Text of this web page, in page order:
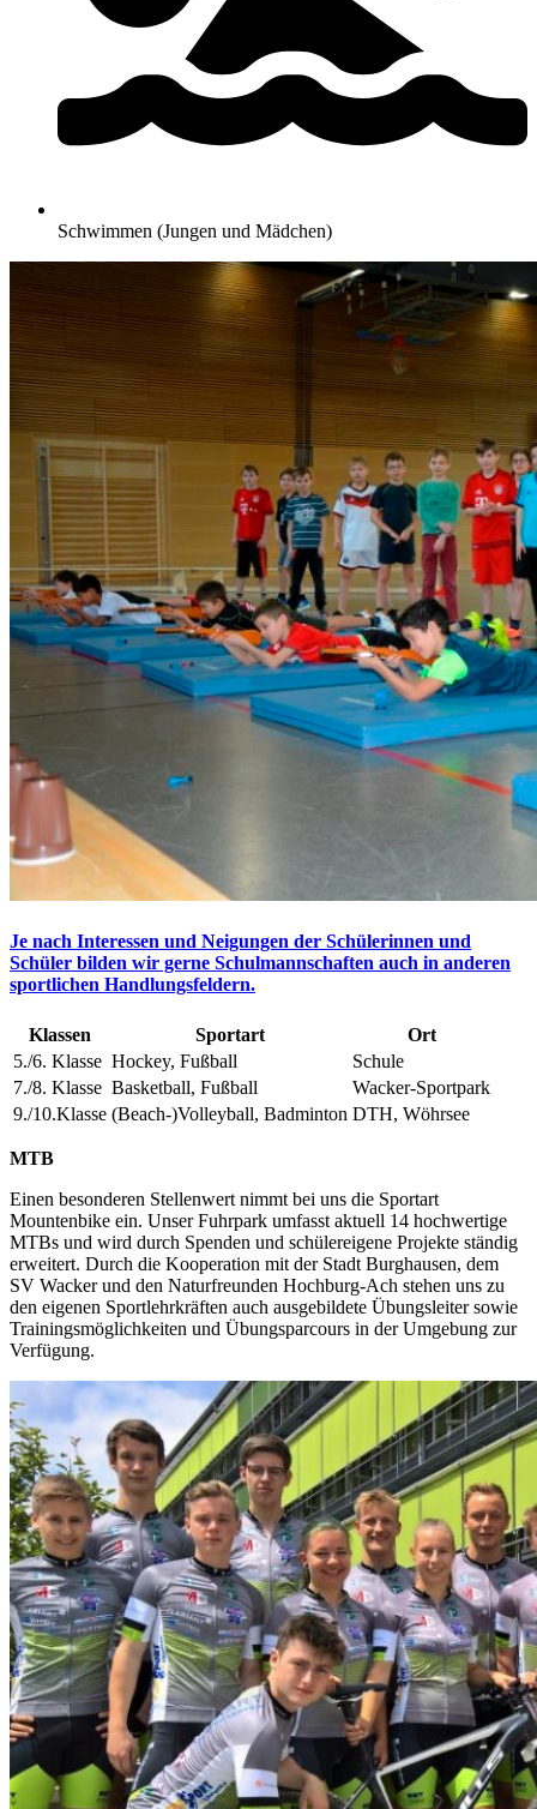
Schwimmen (Jungen und Mädchen)
Je nach Interessen und Neigungen der Schülerinnen und
Schüler bilden wir gerne Schulmannschaften auch in anderen
sportlichen Handlungsfeldern.
Klassen Sportart
Ort
5./6. Klasse Hockey, Fußball
Schule
7./8. Klasse Basketball, Fußball
Wacker-Sportpark
9./10.Klasse (Beach-)Volleyball, Badminton DTH, Wöhrsee
MTB
Einen besonderen Stellenwert nimmt bei uns die Sportart
Mountenbike ein. Unser Fuhrpark umfasst aktuell 14 hochwertige
MTBs und wird durch Spenden und schülereigene Projekte ständig
erweitert. Durch die Kooperation mit der Stadt Burghausen, dem
SV Wacker und den Naturfreunden Hochburg-Ach stehen uns zu
den eigenen Sportlehrkräften auch ausgebildete Übungsleiter sowie
Trainingsmöglichkeiten und Übungsparcours in der Umgebung zur
Verfügung.